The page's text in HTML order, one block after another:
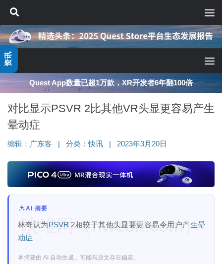
跳至内容
Quest App数量已超1万款，XR开发者6年翻100倍
对比显示PSVR 2比其他VR头显更容易产生
晕动症
编辑： 广东客 分类：快讯 2023年3月20日
AI 摘要
林奇认为PSVR 2相较于其他头显要更容易令用户产生晕
动症
本摘要由 AI 自动生成，可能与原文存在偏差。
映维网（nweon.com）
资讯